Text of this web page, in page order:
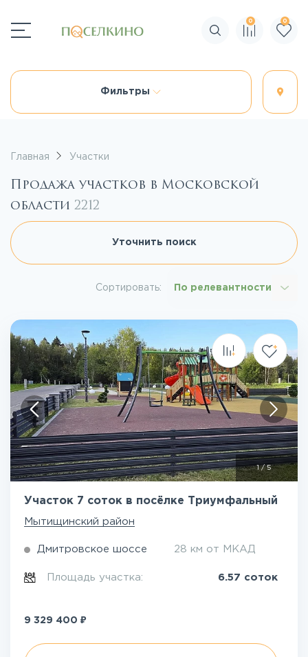
Поиск по сайту
0 0
Фильтры
Главная Участки
Продажа участков в Московской
области 2212
Уточнить поиск
Сортировать: По релевантности
1 /5
Участок 7 соток в посёлке Триумфальный
Мытищинский район
Дмитровское шоссе 28 км от МКАД
Площадь участка: 6.57 соток
9 329 400 ₽